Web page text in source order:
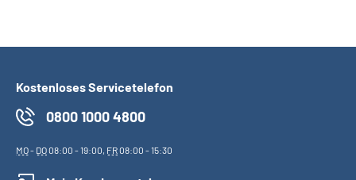
Kostenloses Servicetelefon
0800 1000 4800
MO- DO08:00 - 19:00, FR08:00 - 15:30